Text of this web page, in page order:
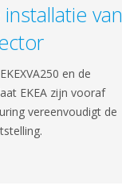
van
en de
EKEA zijn vooraf
vereenvoudigt de